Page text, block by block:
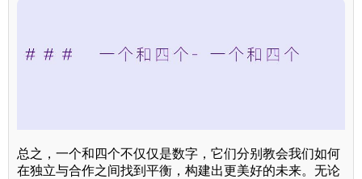
总之，一个和四个不仅仅是数字，它们分别教会我们如何
在独立与合作之间找到平衡，构建出更美好的未来。无论